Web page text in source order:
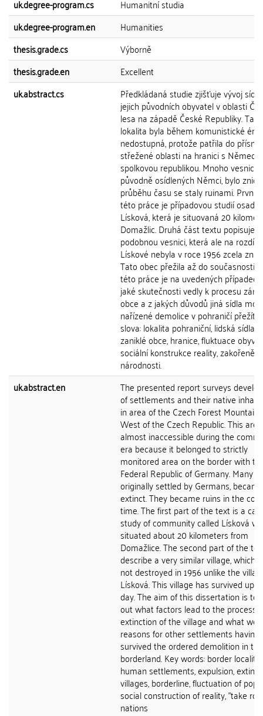
uk.degree-program.cs
Humanitní studia
uk.degree-program.en
Humanities
thesis.grade.cs
Výborně
thesis.grade.en
Excellent
uk.abstract.cs
Předkládaná studie zjišťuje vývoj
jejich původních obyvatel v oblasti
lesa na západě České Republiky. Tato
lokalita byla během komunistické éry
nedostupná, protože patřila do přísně
střežené oblasti na hranici s
spolkovou republikou. Mnoho vesnic,
původně osídlených Němci, bylo
průběhu času se staly ruinami. První
této práce je případovou studií osady
Lísková, která je situovaná 20
Domažlic. Druhá část textu popisuje
podobnou vesnici, která ale na rozdíl
Lískové nebyla v roce 1956 zcela
Tato obec přežila až do současnosti.
této práce je na uvedených
jaké skutečnosti vedly k procesu
obce a z jakých důvodů jiná sídla
nařízené demolice v pohraničí přežít.
slova: lokalita pohraniční, lidská sídla,
zaniklé obce, hranice, fluktuace
sociální konstrukce reality, zakořenění,
národnosti.
uk.abstract.en
The presented report surveys
of settlements and their native
in area of the Czech Forest
West of the Czech Republic. This
almost inaccessible during the
era because it belonged to strictly
monitored area on the border with
Federal Republic of Germany. Many
originally settled by Germans, became
extinct. They became ruins in the
time. The first part of the text is a
study of community called Lísková
situated about 20 kilometers from
Domažlice. The second part of the
describe a very similar village, which
not destroyed in 1956 unlike the
Lísková. This village has survived up
day. The aim of this dissertation is to
out what factors lead to the process
extinction of the village and what
reasons for other settlements having
survived the ordered demolition in the
borderland. Key words: border locality,
human settlements, expulsion, extinct
villages, borderline, fluctuation of
social construction of reality, "take
nations